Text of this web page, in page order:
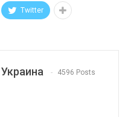
Twitter
4596 Posts